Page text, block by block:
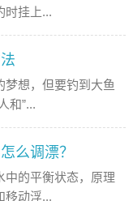
时挂上...
梦想，但要钓到大鱼
和”...
么调漂？
中的平衡状态，原理
移动浮...